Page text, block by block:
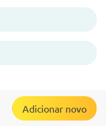
Adicionar novo